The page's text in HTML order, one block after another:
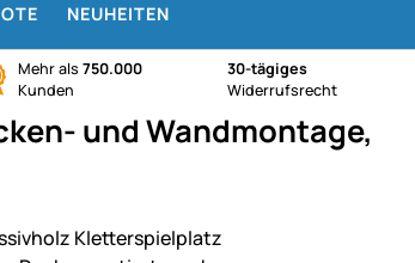
NEUHEITEN
Mehr als 750.000
Kunden
30-tägiges
Widerrufsrecht
und Wandmontage,
Kletterspielplatz